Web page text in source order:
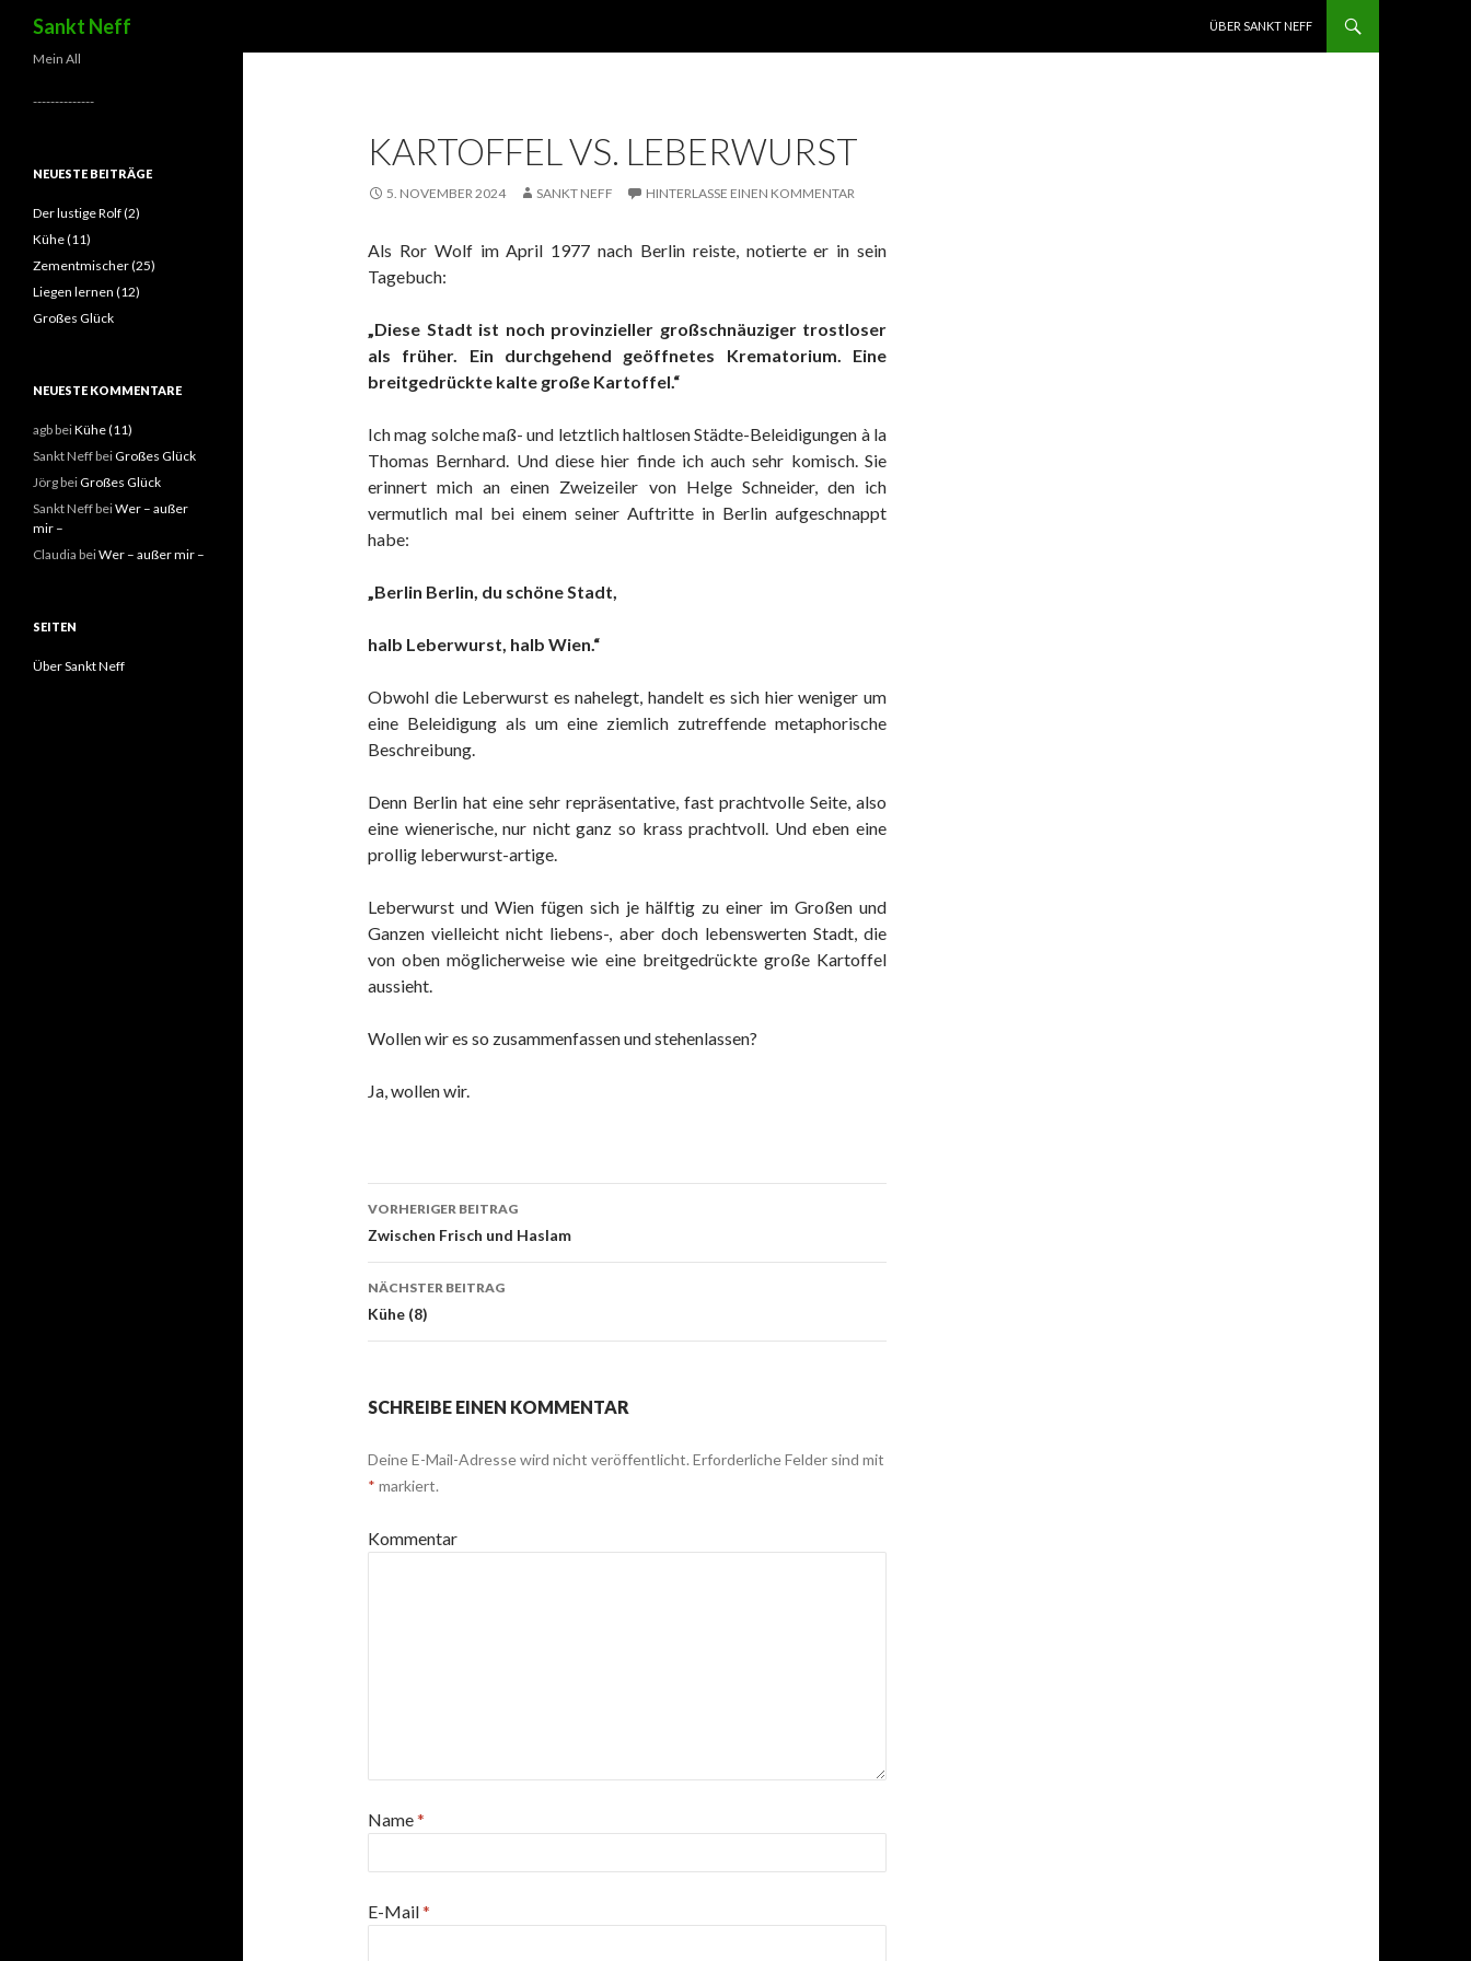
Sankt Neff
ÜBER SANKT NEFF
KARTOFFEL VS. LEBERWURST
5. NOVEMBER 2024 SANKT NEFF HINTERLASSE EINEN KOMMENTAR
Als Ror Wolf im April 1977 nach Berlin reiste, notierte er in sein
Tagebuch:
„Diese Stadt ist noch provinzieller großschnäuziger trostloser
als früher. Ein durchgehend geöffnetes Krematorium. Eine
breitgedrückte kalte große Kartoffel.“
Ich mag solche maß- und letztlich haltlosen Städte-Beleidigungen à la
Thomas Bernhard. Und diese hier finde ich auch sehr komisch. Sie
erinnert mich an einen Zweizeiler von Helge Schneider, den ich
vermutlich mal bei einem seiner Auftritte in Berlin aufgeschnappt
habe:
„Berlin Berlin, du schöne Stadt,
halb Leberwurst, halb Wien.“
Obwohl die Leberwurst es nahelegt, handelt es sich hier weniger um
eine Beleidigung als um eine ziemlich zutreffende metaphorische
Beschreibung.
Denn Berlin hat eine sehr repräsentative, fast prachtvolle Seite, also
eine wienerische, nur nicht ganz so krass prachtvoll. Und eben eine
prollig leberwurst-artige.
Leberwurst und Wien fügen sich je hälftig zu einer im Großen und
Ganzen vielleicht nicht liebens-, aber doch lebenswerten Stadt, die
von oben möglicherweise wie eine breitgedrückte große Kartoffel
aussieht.
Wollen wir es so zusammenfassen und stehenlassen?
Ja, wollen wir.
Beitragsnavigation
VORHERIGER BEITRAG
Zwischen Frisch und Haslam
NÄCHSTER BEITRAG
Kühe (8)
SCHREIBE EINEN KOMMENTAR
Deine E-Mail-Adresse wird nicht veröffentlicht. Erforderliche Felder sind mit
* markiert.
Kommentar
Name*
E-Mail*
Mein All
--------------
NEUESTE BEITRÄGE
Der lustige Rolf (2)
Kühe (11)
Zementmischer (25)
Liegen lernen (12)
Großes Glück
NEUESTE KOMMENTARE
agbbeiKühe (11)
Sankt NeffbeiGroßes Glück
JörgbeiGroßes Glück
Sankt NeffbeiWer – außer
mir –
Claudia beiWer – außer mir –
SEITEN
Über Sankt Neff